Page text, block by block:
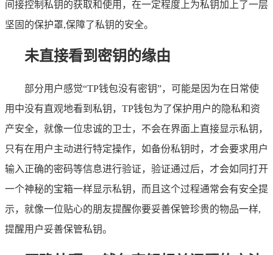
间接控制私钥的获取和使用，在一定程度上为私钥加上了一层
坚固的保护罩,保障了私钥的安全。
未直接看到密钥的缘由
部分用户感觉“TP钱包没有密钥”，可能是因为在日常使
用中没有直观地看到私钥，TP钱包为了保护用户的隐私和资
产安全，就像一位忠诚的卫士，不会在界面上直接显示私钥，
只有在用户主动进行特定操作，如备份私钥时，才会要求用户
输入正确的密码等信息进行验证，验证通过后，才会如同打开
一个神秘的宝箱一样显示私钥，而且这个过程通常会有安全提
示，就像一位贴心的朋友提醒你要妥善保管珍贵的物品一样,
提醒用户妥善保管私钥。